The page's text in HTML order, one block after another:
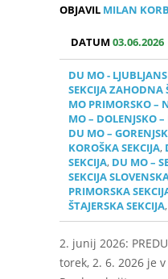
OBJAVIL MILAN
DATUM03.06.2026
DU MO -
SEKCIJA ZAHODNA
MO PRIMORSKO –
MO – DOLENJSKO
DU MO –
KOROŠKA SEKCIJA,
SEKCIJA, DU MO –
SEKCIJA
PRIMORSKA
ŠTAJERSKA SEKCIJA,
2. junij 2026:
torek, 2. 6. 2026 je